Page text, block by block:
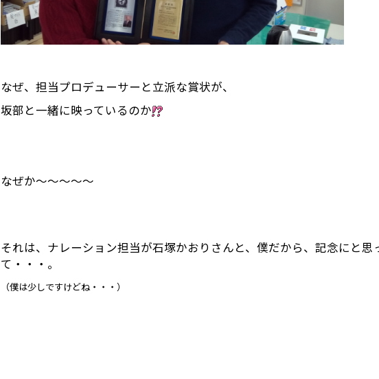
なぜ、担当プロデューサーと立派な賞状が、
坂部と一緒に映っているのか
なぜか～～～～～
それは、ナレーション担当が石塚かおりさんと、僕だから、記念にと思
て・・・。
（僕は少しですけどね・・・）